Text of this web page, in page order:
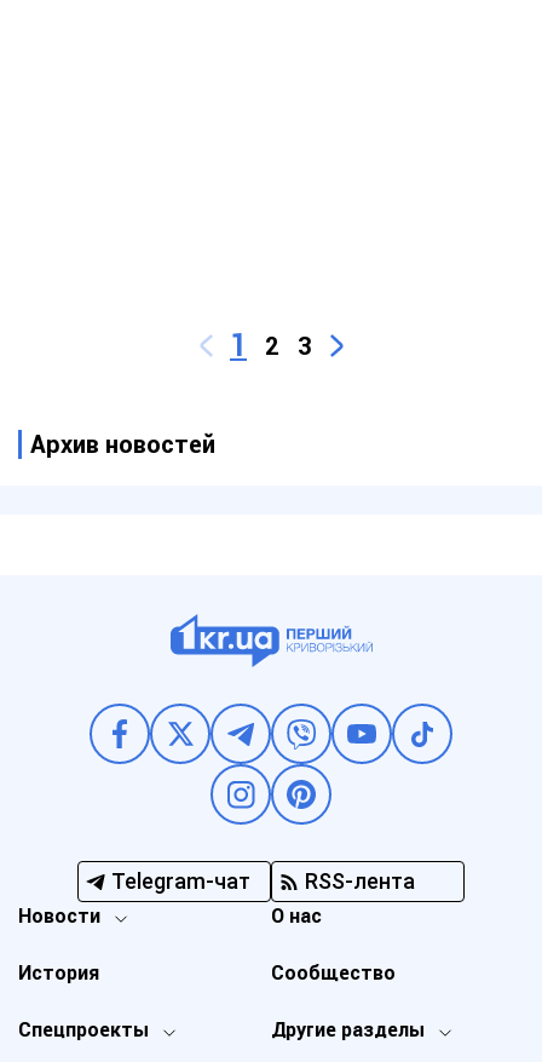
1 2 3
Архив новостей
Telegram-чат RSS-лента
Новости
Спецпроекты Другие разделы
История
О нас
Сообщество